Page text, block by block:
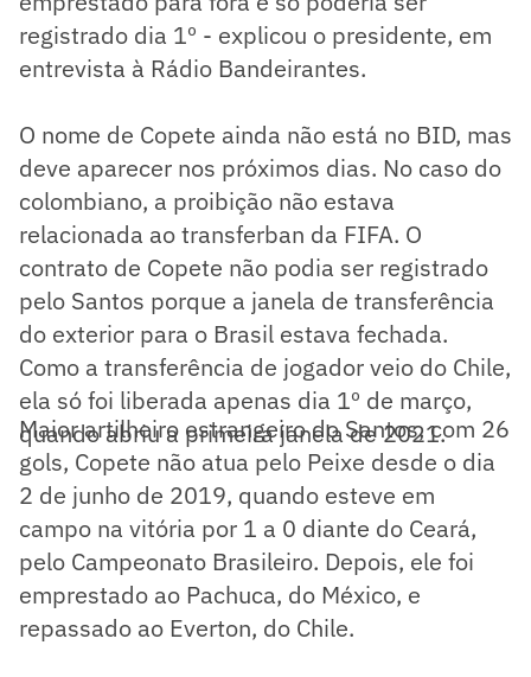
registrado dia 1º - explicou o presidente, em
entrevista à Rádio Bandeirantes.
O nome de Copete ainda não está no BID, mas
deve aparecer nos próximos dias. No caso do
colombiano, a proibição não estava
relacionada ao transferban da FIFA. O
contrato de Copete não podia ser registrado
pelo Santos porque a janela de transferência
do exterior para o Brasil estava fechada.
Como a transferência de jogador veio do Chile,
ela só foi liberada apenas dia 1º de março,
quando abriu a primeira janela de 2021.
Maior artilheiro estrangeiro do Santos, com 26
gols, Copete não atua pelo Peixe desde o dia
2 de junho de 2019, quando esteve em
campo na vitória por 1 a 0 diante do Ceará,
pelo Campeonato Brasileiro. Depois, ele foi
emprestado ao Pachuca, do México, e
repassado ao Everton, do Chile.